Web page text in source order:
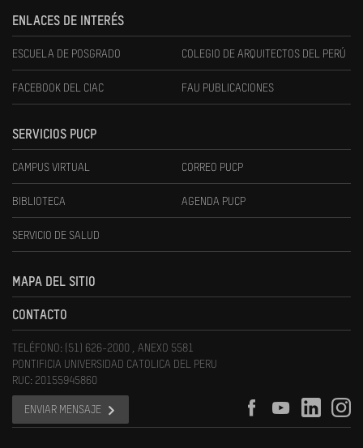
ENLACES DE INTERÉS
ESCUELA DE POSGRADO COLEGIO DE ARQUITECTOS DEL PERÚ
FACEBOOK DEL CIAC FAU PUBLICACIONES
SERVICIOS PUCP
CAMPUS VIRTUAL CORREO PUCP
BIBLIOTECA AGENDA PUCP
SERVICIO DE SALUD
MAPA DEL SITIO
CONTACTO
TELÉFONO: (51) 626-2000 , ANEXO 5581
PONTIFICIA UNIVERSIDAD CATOLICA DEL PERU
RUC: 20155945860
ENVIAR MENSAJE